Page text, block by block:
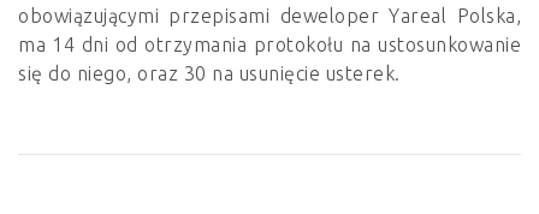
obowiązującymi przepisami deweloper Yareal Polska,
ma 14 dni od otrzymania protokołu na ustosunkowanie
się do niego, oraz 30 na usunięcie usterek.